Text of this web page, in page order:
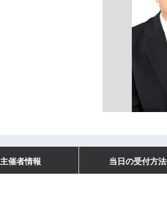
主催者情報 当日の受付方法